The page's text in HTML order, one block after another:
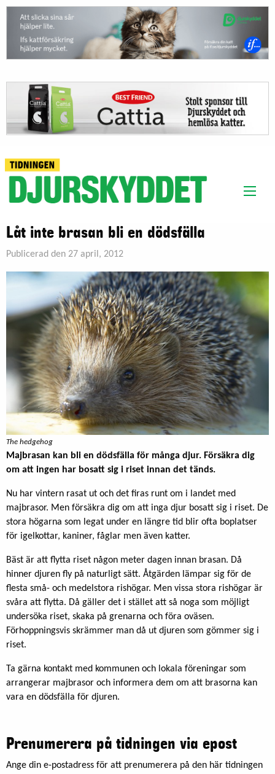
Låt inte brasan bli en dödsfälla
Publicerad den 27 april, 2012
The hedgehog
Majbrasan kan bli en dödsfälla för många djur. Försäkra dig
om att ingen har bosatt sig i riset innan det tänds.
Nu har vintern rasat ut och det firas runt om i landet med
majbrasor. Men försäkra dig om att inga djur bosatt sig i riset. De
stora högarna som legat under en längre tid blir ofta boplatser
för igelkottar, kaniner, fåglar men även katter.
Bäst är att flytta riset någon meter dagen innan brasan. Då
hinner djuren fly på naturligt sätt. Åtgärden lämpar sig för de
flesta små- och medelstora rishögar. Men vissa stora rishögar är
svåra att flytta. Då gäller det i stället att så noga som möjligt
undersöka riset, skaka på grenarna och föra oväsen.
Förhoppningsvis skrämmer man då ut djuren som gömmer sig i
riset.
Ta gärna kontakt med kommunen och lokala föreningar som
arrangerar majbrasor och informera dem om att brasorna kan
vara en dödsfälla för djuren.
Prenumerera på tidningen via epost
Ange din e-postadress för att prenumerera på den här tidningen